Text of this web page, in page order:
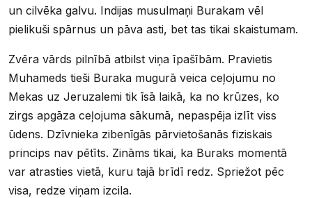
un cilvēka galvu. Indijas musulmaņi Burakam vēl
pielikuši spārnus un pāva asti, bet tas tikai skaistumam.
Zvēra vārds pilnībā atbilst viņa īpašībām. Pravietis
Muhameds tieši Buraka mugurā veica ceļojumu no
Mekas uz Jeruzalemi tik īsā laikā, ka no krūzes, ko
zirgs apgāza ceļojuma sākumā, nepaspēja izlīt viss
ūdens. Dzīvnieka zibenīgās pārvietošanās fiziskais
princips nav pētīts. Zināms tikai, ka Buraks momentā
var atrasties vietā, kuru tajā brīdī redz. Spriežot pēc
visa, redze viņam izcila.